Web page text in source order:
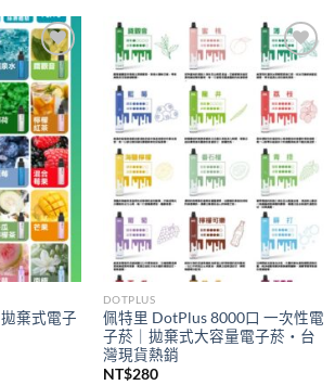
Add to
wishlist
棄式電子
Add to
DOTPLUS
佩特里 DotPlus 8000口 一次性電
子菸｜拋棄式大容量電子菸・台
灣現貨熱銷
NT$280